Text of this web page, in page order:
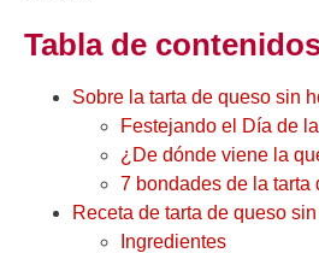
Tabla de
Sobre la tarta de queso sin
Festejando el Día de
¿De dónde viene la
7 bondades de la tarta
Receta de tarta de queso
Ingredientes